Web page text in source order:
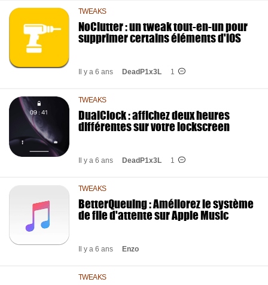
TWEAKS
NoClutter : un tweak tout-en-un pour
supprimer certains éléments d'iOS
Il y a 6 ans DeadP1x3L 1
TWEAKS
DualClock : affichez deux heures
différentes sur votre lockscreen
Il y a 6 ans DeadP1x3L 1
TWEAKS
BetterQueuing : Améliorez le système
de file d'attente sur Apple Music
Il y a 6 ans Enzo
TWEAKS